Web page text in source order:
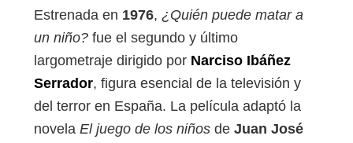
Estrenada en 1976, ¿Quién puede matar a
un niño? fue el segundo y último
largometraje dirigido por Narciso Ibáñez
Serrador, figura esencial de la televisión y
del terror en España. La película adaptó la
novela El juego de los niños de Juan José